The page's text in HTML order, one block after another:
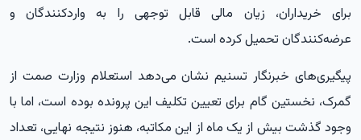
برای خریداران، زیان مالی قابل توجهی را به واردکنندگان و
عرضه‌کنندگان تحمیل کرده است.
پیگیری‌های خبرنگار تسنیم نشان می‌دهد استعلام وزارت صمت از
گمرک، نخستین گام برای تعیین تکلیف این پرونده بوده است، اما با
وجود گذشت بیش از یک ماه از این مکاتبه، هنوز نتیجه نهایی، تعداد